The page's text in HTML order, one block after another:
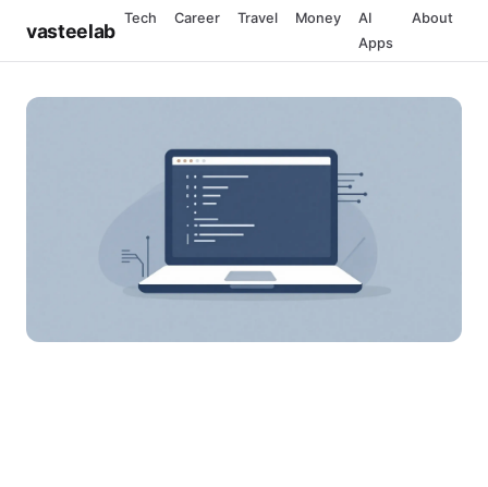
vasteelab
Tech Career Travel Money
AI
Apps
About